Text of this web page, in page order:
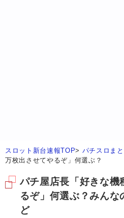
スロット新台速報TOP> パチスロま
万枚出させてやるぞ」何選ぶ？
パチ屋店長「好きな機
るぞ」何選ぶ？みんな
ど